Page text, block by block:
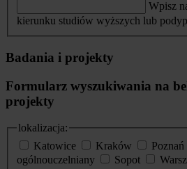
Wpisz
kierunku studiów wyższych lub
Badania i projekty
Formularz wyszukiwania na
projekty
lokalizacja:
Katowice
Kraków Poznań
ogólnouczelniany
Sopot